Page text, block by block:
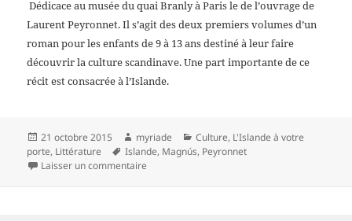
Dédicace au musée du quai Branly à Paris lede l’ouvrage de
Laurent Peyronnet. Il s’agit des deux premiers volumes d’un
roman pour les enfants de 9 à 13 ans destiné à leur faire
découvrir la culture scandinave. Une part importante de ce
récit est consacrée à l’Islande.
Publié
le
21 octobre 2015 Auteur
myriade Catégories
Culture, L'Islande à votre
porte, Littérature
Mots-
clés
Islande, Magnús, Peyronnet
Laisser un commentaire